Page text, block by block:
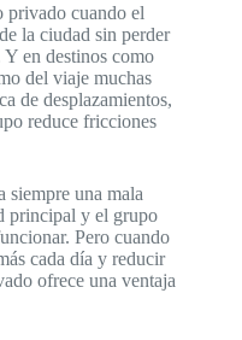
cuando el
la ciudad sin perder
en destinos como
del viaje muchas
de desplazamientos,
reduce fricciones
siempre una mala
principal y el grupo
Pero cuando
cada día y reducir
ofrece una ventaja